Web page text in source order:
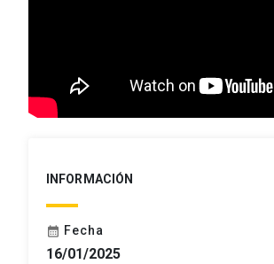
INFORMACIÓN
calendar_month Fecha
16/01/2025